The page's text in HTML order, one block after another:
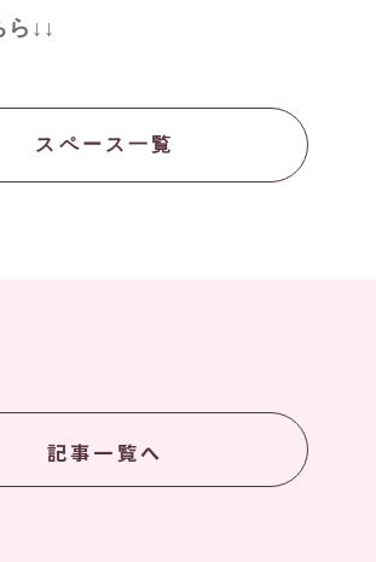
ら↓↓
スペース一覧
記事一覧へ